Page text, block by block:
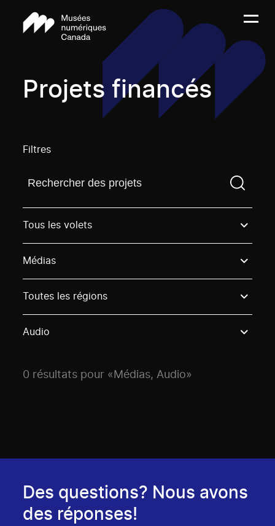
Projets financés
Filtres
Trouvez un projetVous devez saisir un terme de
Tous les volets
Médias
Toutes les régions
Audio
0 résultats pour «Médias, Audio»
Des questions? Nous avons
des réponses!